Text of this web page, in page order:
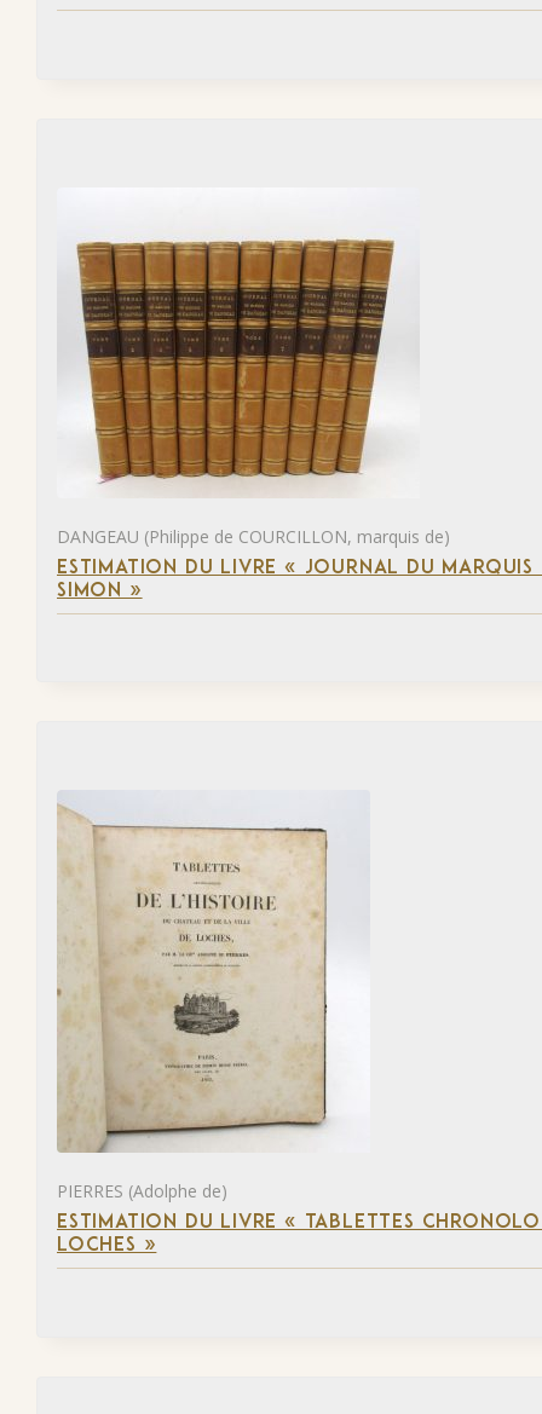
DANGEAU (Philippe de COURCILLON, marquis de)
ESTIMATION DU LIVRE « JOURNAL DU
SIMON »
PIERRES (Adolphe de)
ESTIMATION DU LIVRE « TABLETTES
LOCHES »